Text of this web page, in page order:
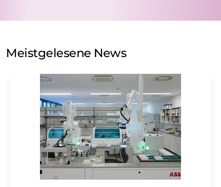
auf Basis unsererDatenschutzerklärung. LUMITOS darf
Meinungsforschung per E-Mail kontaktieren. Ihre
Einwilligung können Sie jederzeit ohne Angabe von
Str. 2, 12489 Berlin oder per E-Mail unter
widerruf@lumitos.commit Wirkung für die Zukunft
widerrufen. Zudem ist in jeder E-Mail ein Link zur
Abbestellung des entsprechenden Newsletters
enthalten.
Meistgelesene News